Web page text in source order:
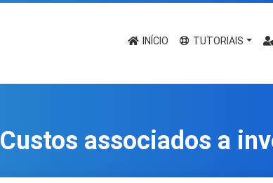
INÍCIO TUTORIAIS
Custos associados a